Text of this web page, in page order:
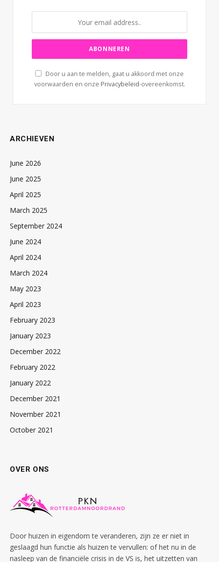
Door u aan te melden, gaat u akkoord met onze
voorwaarden en onze Privacybeleid-overeenkomst.
ARCHIEVEN
June 2026
June 2025
April 2025
March 2025
September 2024
June 2024
April 2024
March 2024
May 2023
April 2023
February 2023
January 2023
December 2022
February 2022
January 2022
December 2021
November 2021
October 2021
OVER ONS
Door huizen in eigendom te veranderen, zijn ze er niet in
geslaagd hun functie als huizen te vervullen: of het nu in de
nasleep van de financiële crisis in de VS is, het uitzetten van